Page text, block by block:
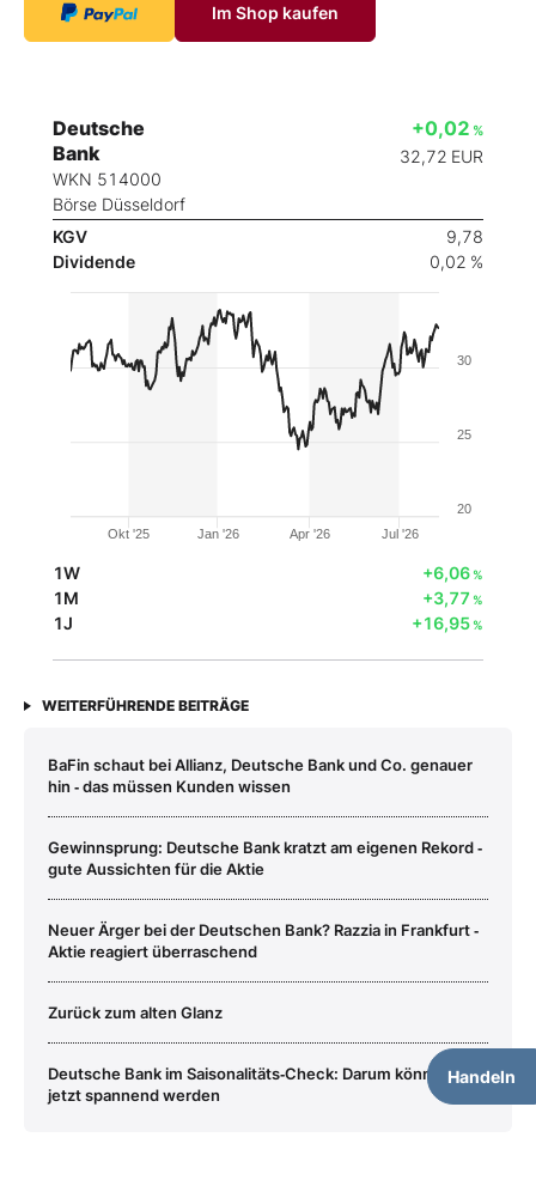
Im Shop kaufen
Deutsche
Bank
WKN 514000
Börse Düsseldorf
+0,02 %
32,72 EUR
KGV
9,78
Dividende
0,02 %
Handeln
Okt '25 Jan '26 Apr '26 Jul '26
20
25
30
1W +6,06%
1M +3,77 %
1J +16,95%
WEITERFÜHRENDE BEITRÄGE
BaFin schaut bei Allianz, Deutsche Bank und Co. genauer
hin ‑ das müssen Kunden wissen
Gewinnsprung: Deutsche Bank kratzt am eigenen Rekord ‑
gute Aussichten für die Aktie
Neuer Ärger bei der Deutschen Bank? Razzia in Frankfurt ‑
Aktie reagiert überraschend
Zurück zum alten Glanz
Deutsche Bank im Saisonalitäts‑Check: Darum könnte es
jetzt spannend werden